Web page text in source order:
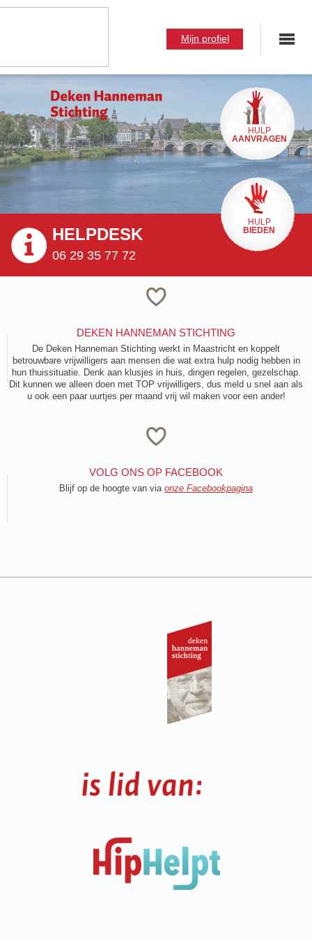
Mijn profiel
HULP
AANVRAGEN
HULP
BIEDEN
HELPDESK
06 29 35 77 72
DEKEN HANNEMAN STICHTING
De Deken Hanneman Stichting werkt in Maastricht en koppelt
betrouwbare vrijwilligers aan mensen die wat extra hulp nodig hebben in
hun thuissituatie. Denk aan klusjes in huis, dingen regelen, gezelschap.
Dit kunnen we alleen doen met TOP vrijwilligers, dus meld u snel aan als
u ook een paar uurtjes per maand vrij wil maken voor een ander!
VOLG ONS OP FACEBOOK
Blijf op de hoogte van via onze Facebookpagina